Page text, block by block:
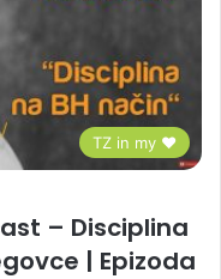
TZ in my ♥
– Disciplina
| Epizoda